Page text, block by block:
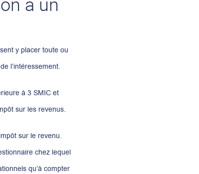
y placer toute ou
l’intéressement.
à 3 SMIC et
sur les revenus.
sur le revenu.
chez lequel
qu’à compter